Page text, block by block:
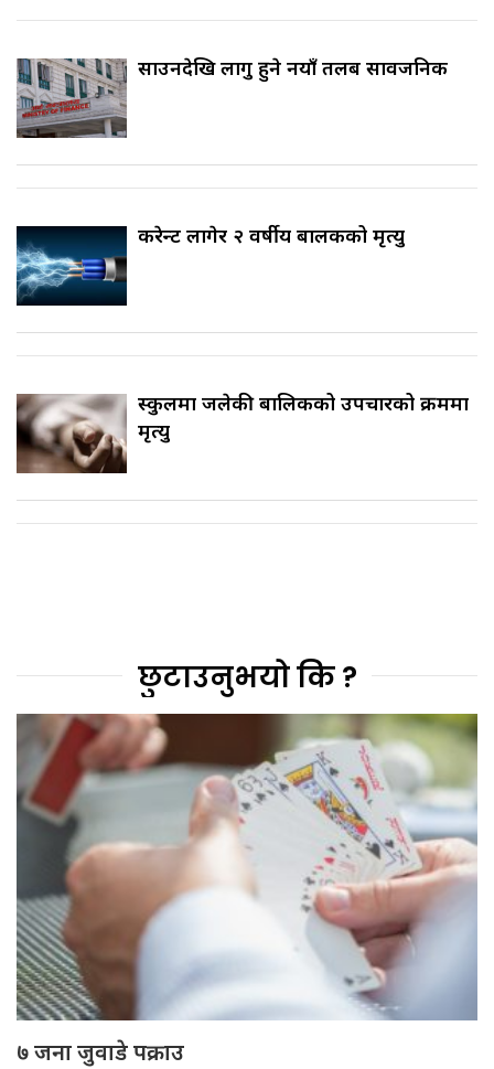
साउनदेखि लागु हुने नयाँ तलब सार्वजनिक
करेन्ट लागेर २ वर्षीय बालकको मृत्यु
स्कुलमा जलेकी बालिकको उपचारको क्रममा
मृत्यु
छुटाउनुभयो कि ?
७ जना जुवाडे पक्राउ